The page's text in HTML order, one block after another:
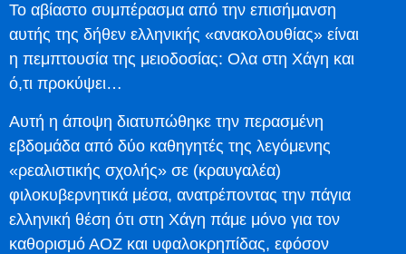
Το αβίαστο συμπέρασμα από την επισήμανση
αυτής της δήθεν ελληνικής «ανακολουθίας» είναι
η πεμπτουσία της μειοδοσίας: Ολα στη Χάγη και
ό,τι προκύψει…
Αυτή η άποψη διατυπώθηκε την περασμένη
εβδομάδα από δύο καθηγητές της λεγόμενης
«ρεαλιστικής σχολής» σε (κραυγαλέα)
φιλοκυβερνητικά μέσα, ανατρέποντας την πάγια
ελληνική θέση ότι στη Χάγη πάμε μόνο για τον
καθορισμό ΑΟΖ και υφαλοκρηπίδας, εφόσον